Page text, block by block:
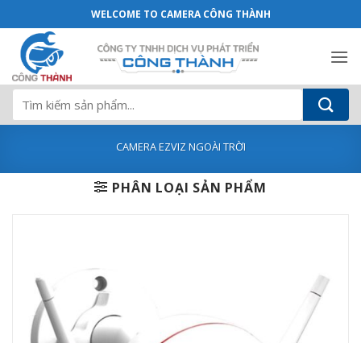
qua
dung
Camera wifi có màu ban đêm CS-
WELCOME TO CAMERA CÔNG THÀNH
Tìm
kiếm:
CAMERA EZVIZ NGOÀI TRỜI
PHÂN LOẠI SẢN PHẨM